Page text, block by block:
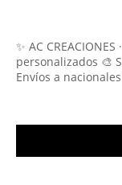
✨ AC
personalizados 🎨
Envíos a